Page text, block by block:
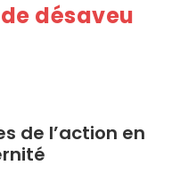
désaveu
de l’action en